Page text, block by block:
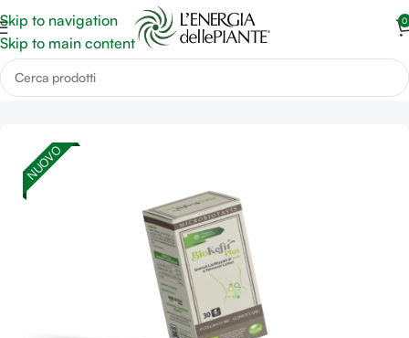
Skip to navigation
Skip to main content
0
Home Probiotici e Microbiota Intestinale
NUOVO